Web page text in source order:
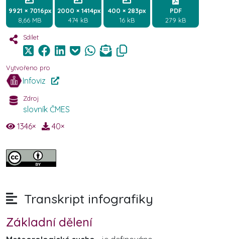
9921 × 7016px
8,66 MB
2000 × 1414px
474 kB
400 × 283px
16 kB
PDF
279 kB
Sdílet
Vytvořeno pro
Infoviz
Zdroj
slovník ČMES
1346× 40×
Transkript infografiky
Základní dělení